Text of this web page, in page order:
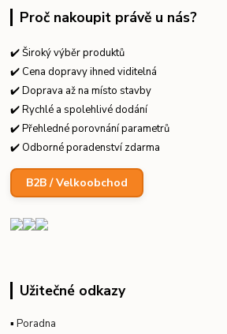
Proč nakoupit právě u nás?
✔️ Široký výběr produktů
✔️ Cena dopravy ihned viditelná
✔️ Doprava až na místo stavby
✔️ Rychlé a spolehlivé dodání
✔️ Přehledné porovnání parametrů
✔️ Odborné poradenství zdarma
B2B / Velkoobchod
Užitečné odkazy
▪Poradna